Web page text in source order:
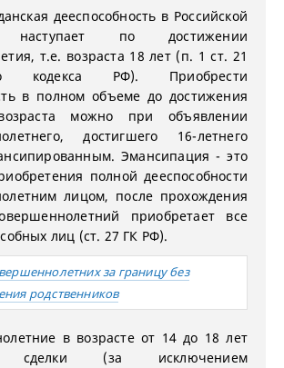
дееспособность в Российской
наступает по достижении
т.е. возраста 18 лет (п. 1 ст. 21
кодекса РФ). Приобрести
в полном объеме до достижения
можно при объявлении
достигшего 16-летнего
Эмансипация - это
полной дееспособности
лицом, после прохождения
приобретает все
лиц (ст. 27 ГК РФ).
за границу без
родственников
в возрасте от 14 до 18 лет
сделки (за исключением